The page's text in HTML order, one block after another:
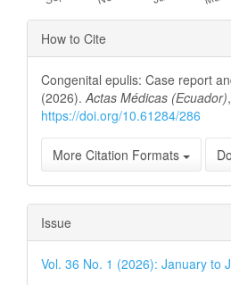
Article
Details
How to Cite
Congenital epulis: Case report
(2026).Actas Médicas (Ecuador),
https://doi.org/10.61284/286
More Citation Formats
Issue
Vol. 36 No. 1 (2026): January to